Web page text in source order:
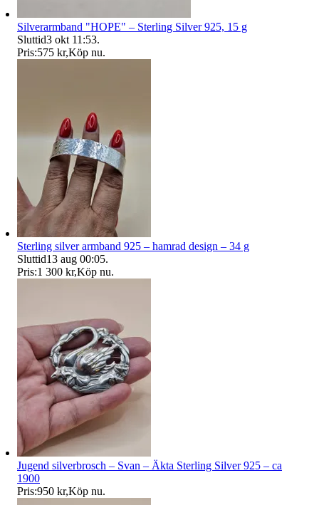
Silverarmband "HOPE" – Sterling Silver 925, 15 g
Sluttid3 okt 11:53.
Pris:575 kr,Köp nu.
Sterling silver armband 925 – hamrad design – 34 g
Sluttid13 aug 00:05.
Pris:1 300 kr,Köp nu.
Jugend silverbrosch – Svan – Äkta Sterling Silver 925 – ca
1900
Pris:950 kr,Köp nu.